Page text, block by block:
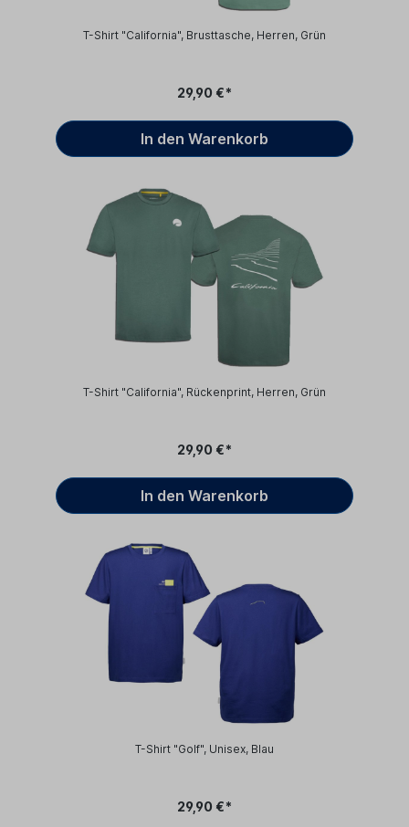
T-Shirt "California", Brusttasche, Herren, Grün
29,90 €*
In den Warenkorb
T-Shirt "California", Rückenprint, Herren, Grün
29,90 €*
In den Warenkorb
T-Shirt "Golf", Unisex, Blau
29,90 €*